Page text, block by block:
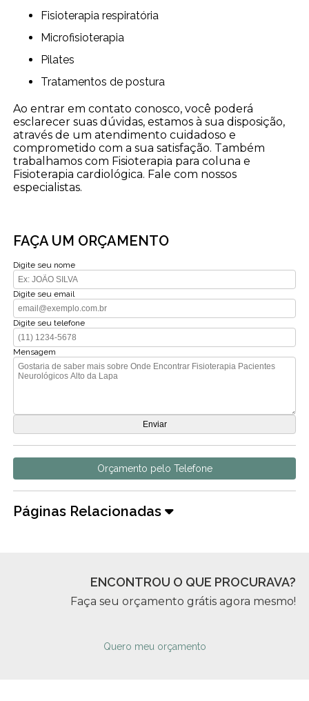
Fisioterapia respiratória
Microfisioterapia
Pilates
Tratamentos de postura
Ao entrar em contato conosco, você poderá
esclarecer suas dúvidas, estamos à sua disposição,
através de um atendimento cuidadoso e
comprometido com a sua satisfação. Também
trabalhamos com Fisioterapia para coluna e
Fisioterapia cardiológica. Fale com nossos
especialistas.
FAÇA UM ORÇAMENTO
Digite seu nome
Digite seu email
Digite seu telefone
Mensagem
Orçamento pelo Telefone
Páginas Relacionadas
ENCONTROU O QUE PROCURAVA?
Faça seu orçamento grátis agora mesmo!
Quero meu orçamento